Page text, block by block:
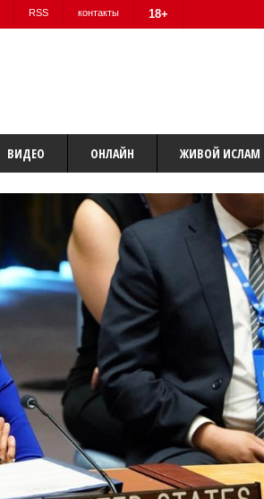
RSS контакты 18+
ВИДЕО ОНЛАЙН ЖИВОЙ ИСЛАМ